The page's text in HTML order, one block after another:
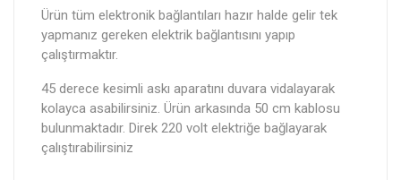
Ürün tüm elektronik bağlantıları hazır halde gelir tek
yapmanız gereken elektrik bağlantısını yapıp
çalıştırmaktır.
45 derece kesimli askı aparatını duvara vidalayarak
kolayca asabilirsiniz. Ürün arkasında 50 cm kablosu
bulunmaktadır. Direk 220 volt elektriğe bağlayarak
çalıştırabilirsiniz